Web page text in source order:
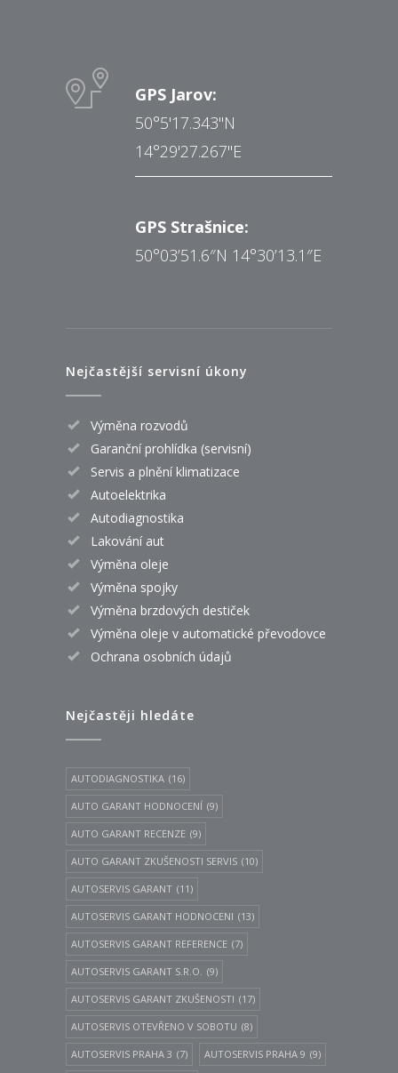
GPS Jarov:
50°5'17.343"N
14°29'27.267"E
GPS Strašnice:
50°03’51.6″N 14°30’13.1″E
Nejčastější servisní úkony
Výměna rozvodů
Garanční prohlídka (servisní)
Servis a plnění klimatizace
Autoelektrika
Autodiagnostika
Lakování aut
Výměna oleje
Výměna spojky
Výměna brzdových destiček
Výměna oleje v automatické převodovce
Ochrana osobních údajů
Nejčastěji hledáte
AUTODIAGNOSTIKA (16)
AUTO GARANT HODNOCENÍ (9)
AUTO GARANT RECENZE (9)
AUTO GARANT ZKUŠENOSTI SERVIS (10)
AUTOSERVIS GARANT (11)
AUTOSERVIS GARANT HODNOCENI (13)
AUTOSERVIS GARANT REFERENCE (7)
AUTOSERVIS GARANT S.R.O. (9)
AUTOSERVIS GARANT ZKUŠENOSTI (17)
AUTOSERVIS OTEVŘENO V SOBOTU (8)
AUTOSERVIS PRAHA 3 (7) AUTOSERVIS PRAHA 9 (9)